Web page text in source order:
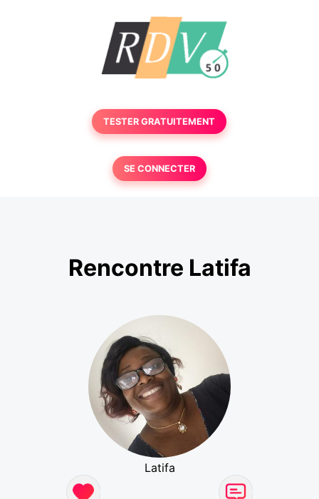
TESTER GRATUITEMENT
SE CONNECTER
Rencontre Latifa
Latifa